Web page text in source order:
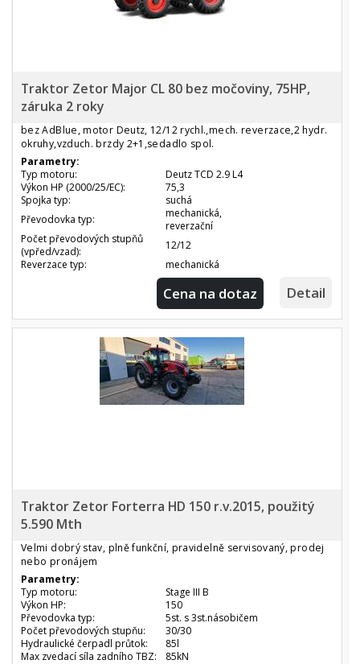
Traktor Zetor Major CL 80 bez močoviny, 75HP,
záruka 2 roky
bez AdBlue, motor Deutz, 12/12 rychl.,mech. reverzace,2 hydr.
okruhy,vzduch. brzdy 2+1,sedadlo spol.
Parametry:
Typ motoru:
Deutz TCD 2.9 L4
Výkon HP (2000/25/EC):
75,3
Spojka typ:
suchá
Převodovka typ:
mechanická,
reverzační
Počet převodových stupňů
(vpřed/vzad):
12/12
Reverzace typ:
mechanická
Cena na dotaz Detail
Traktor Zetor Forterra HD 150 r.v.2015, použitý
5.590 Mth
Velmi dobrý stav, plně funkční, pravidelně servisovaný, prodej
nebo pronájem
Parametry:
Typ motoru:
Stage III B
Výkon HP:
150
Převodovka typ:
5st. s 3st.násobičem
Počet převodových stupňu:
30/30
Hydraulické čerpadl průtok:
85l
Max zvedací síla zadního TBZ:
85kN